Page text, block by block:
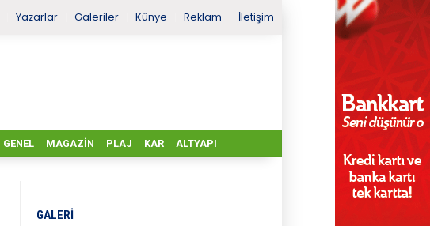
Yazarlar Galeriler Künye Reklam İletişim
GENEL MAGAZIN PLAJ KAR ALTYAPI
GALERI